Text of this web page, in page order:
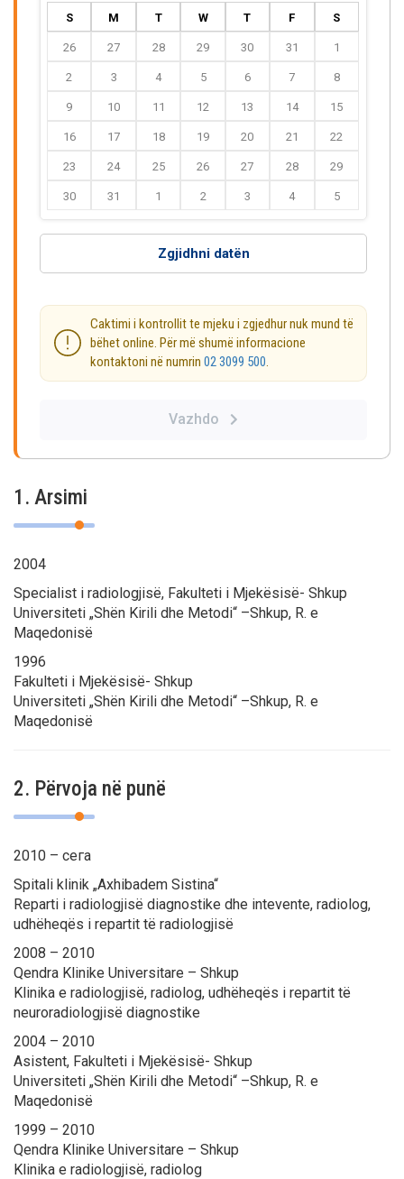
S M T W T F S
26 27 28 29 30 31 1
2 3 4 5 6 7 8
9 10 11 12 13 14 15
16 17 18 19 20 21 22
23 24 25 26 27 28 29
30 31 1 2 3 4 5
Zgjidhni datën
Caktimi i kontrollit te mjeku i zgjedhur nuk mund të
bëhet online. Për më shumë informacione
kontaktoni në numrin 02 3099 500
Vazhdo
1. Arsimi
2004
Specialist i radiologjisë, Fakulteti i Mjekësisë- Shkup
Universiteti „Shën Kirili dhe Metodi“ –Shkup, R. e
Maqedonisë
1996
Fakulteti i Mjekësisë- Shkup
Universiteti „Shën Kirili dhe Metodi“ –Shkup, R. e
Maqedonisë
2. Përvoja në punë
2010 – сега
Spitali klinik „Axhibadem Sistina“
Reparti i radiologjisë diagnostike dhe intevente, radiolog,
udhëheqës i repartit të radiologjisë
2008 – 2010
Qendra Klinike Universitare – Shkup
Klinika e radiologjisë, radiolog, udhëheqës i repartit të
neuroradiologjisë diagnostike
2004 – 2010
Asistent, Fakulteti i Mjekësisë- Shkup
Universiteti „Shën Kirili dhe Metodi“ –Shkup, R. e
Maqedonisë
1999 – 2010
Qendra Klinike Universitare – Shkup
Klinika e radiologjisë, radiolog